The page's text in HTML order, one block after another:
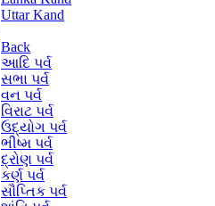
Uttar Kand
Back
આદિ પર્વ
સભા પર્વ
વન પર્વ
વિરાટ પર્વ
ઉદ્યોગ પર્વ
ભીષ્મ પર્વ
દ્રોણ પર્વ
કર્ણ પર્વ
સૌપ્તિક પર્વ